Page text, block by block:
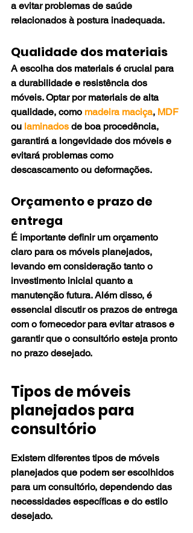
a evitar problemas de saúde
relacionados à postura inadequada.
Qualidade dos materiais
A escolha dos materiais é crucial para
a durabilidade e resistência dos
móveis. Optar por materiais de alta
qualidade, como madeira maciça, MDF
ou laminados de boa procedência,
garantirá a longevidade dos móveis e
evitará problemas como
descascamento ou deformações.
Orçamento e prazo de
entrega
É importante definir um orçamento
claro para os móveis planejados,
levando em consideração tanto o
investimento inicial quanto a
manutenção futura. Além disso, é
essencial discutir os prazos de entrega
com o fornecedor para evitar atrasos e
garantir que o consultório esteja pronto
no prazo desejado.
Tipos de móveis
planejados para
consultório
Existem diferentes tipos de móveis
planejados que podem ser escolhidos
para um consultório, dependendo das
necessidades específicas e do estilo
desejado.